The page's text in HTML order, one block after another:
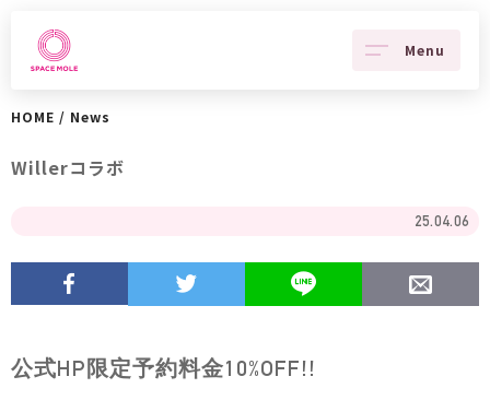
Menu
HOME / News
Willerコラボ
25.04.06
公式HP限定予約料金10%OFF!!